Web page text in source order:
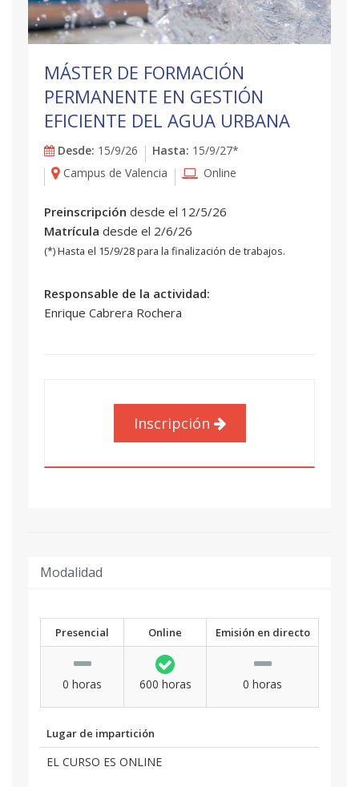
MÁSTER DE FORMACIÓN
PERMANENTE EN GESTIÓN
EFICIENTE DEL AGUA URBANA
Desde: 15/9/26 Hasta: 15/9/27*
Campus de Valencia
Online
Preinscripción desde el 12/5/26
Matrícula desde el 2/6/26
(*) Hasta el 15/9/28 para la finalización de trabajos.
Responsable de la actividad:
Enrique Cabrera Rochera
Inscripción
Modalidad
Presencial Online Emisión en directo
0 horas 600 horas 0 horas
Lugar de impartición
EL CURSO ES ONLINE